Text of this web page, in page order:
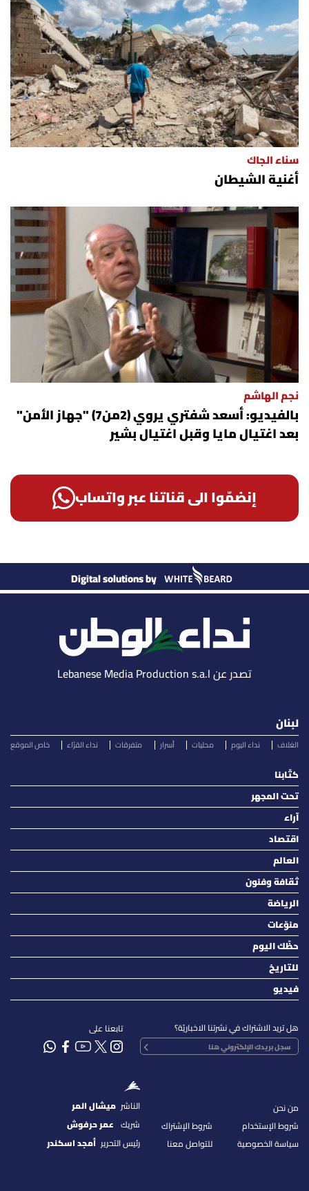
سناء الجاك
أغنية الشيطان
نجم الهاشم
بالفيديو: أسعد شفتري يروي (2من7) "جهاز الأمن"
بعد اغتيال مايا وقبل اغتيال بشير
إنضمّوا الى قناتنا عبر واتساب
Digital solutions by
تصدر عن Lebanese Media Production s.a.l
لبنان
الغلاف نداء اليوم محليات أسرار متفرقات نداء القرّاء خاص الموقع
كتّابنا
تحت المجهر
آراء
اقتصاد
العالم
ثقافة وفنون
الرياضة
منوّعات
حظّك اليوم
للتاريخ
فيديو
هل تريد الاشتراك في نشرتنا الاخباريّة؟ تابعنا على
من نحن
شروط الإستخدام
سياسة الخصوصية
شروط الإشتراك
للتواصل معنا
الناشر ميشال المر
شريك عمر حرفوش
رئيس التحرير أمجد اسكندر